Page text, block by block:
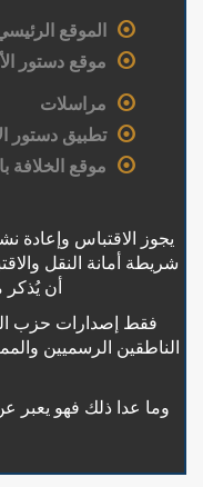
الموقع
موقع دستور
مراسلات
تطبيق دستور
موقع الخلافة
يجوز الاقتباس وإعادة
شريطة أمانة النقل
أن
فقط إصدارات حزب
الناطقين الرسميين
وما عدا ذلك فهو يعبر